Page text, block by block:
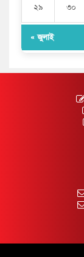
২৯ ৩০
« জুলাই